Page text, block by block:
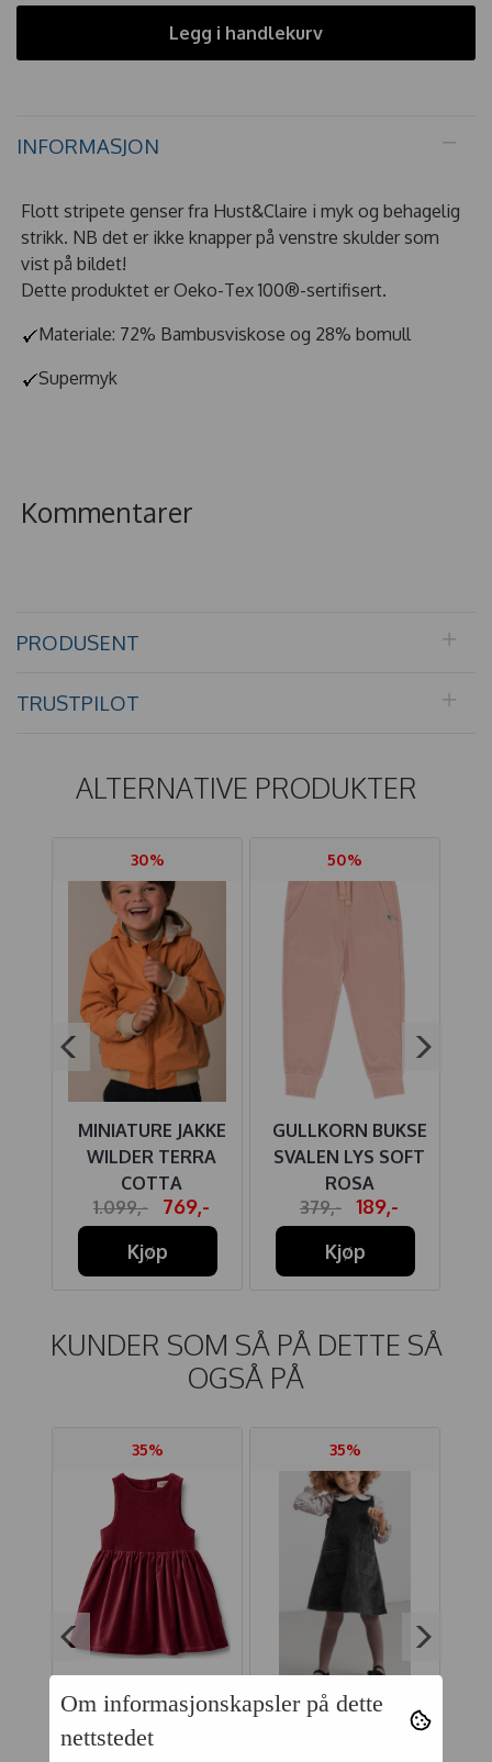
Legg i handlekurv
INFORMASJON
Flott stripete genser fra Hust&Claire i myk og behagelig
strikk. NB det er ikke knapper på venstre skulder som
vist på bildet!
Dette produktet er Oeko-Tex 100®-sertifisert.
Materiale: 72% Bambusviskose og 28% bomull
Supermyk
Kommentarer
PRODUSENT
TRUSTPILOT
ALTERNATIVE PRODUKTER
30%
MINIATURE JAKKE
WILDER TERRA
COTTA
1.099,-
769,-
Kjøp
50%
GULLKORN BUKSE
SVALEN LYS SOFT
ROSA
379,-
189,-
Kjøp
KUNDER SOM SÅ PÅ DETTE SÅ
OGSÅ PÅ
35%
WHEAT KJOLE
THELMA RUBY RED
35%
MARMAR KJOLE
Om informasjonskapsler på dette
nettstedet